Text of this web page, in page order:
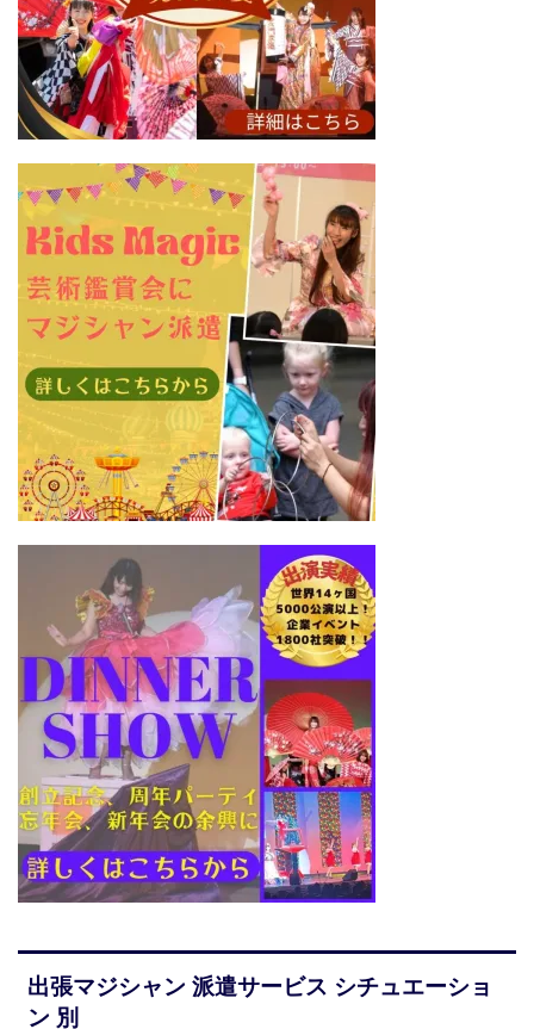
出張マジシャン 派遣サービス シチュエーショ
ン 別